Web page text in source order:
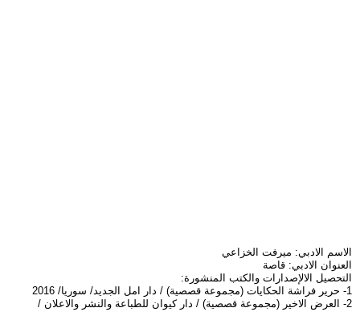
الاسم الادبي: ميرفت الخزاعي
العنوان الادبي: قاصة
التحصيل الالإصدارات والكتب المنشورة:
1- حرير فراشة الحكايات (مجموعة قصصية) / دار امل الجديد/ سوريا/ 2016
2- العرض الاخير (مجموعة قصصية) / دار كيوان للطباعة والنشر والاعلان /